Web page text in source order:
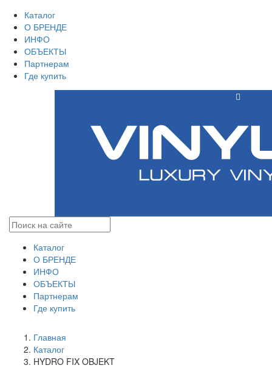
Каталог
О БРЕНДЕ
ИНФО
ОБЪЕКТЫ
Партнерам
Где купить
Каталог
О БРЕНДЕ
ИНФО
ОБЪЕКТЫ
Партнерам
Где купить
Главная
Каталог
HYDRO FIX OBJEKT